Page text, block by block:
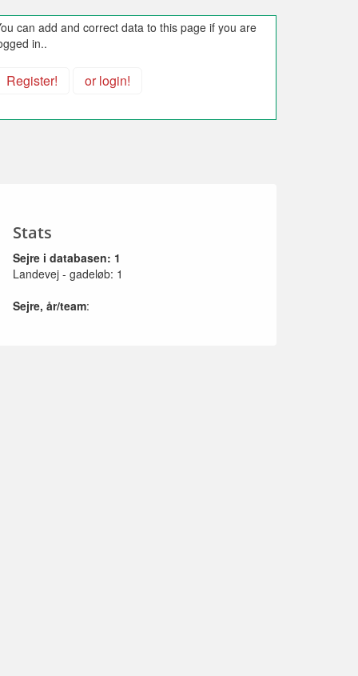
can add and correct data to this page if you are
in..
Register! or login!
Stats
Sejre i databasen: 1
Landevej - gadeløb: 1
Sejre, år/team: